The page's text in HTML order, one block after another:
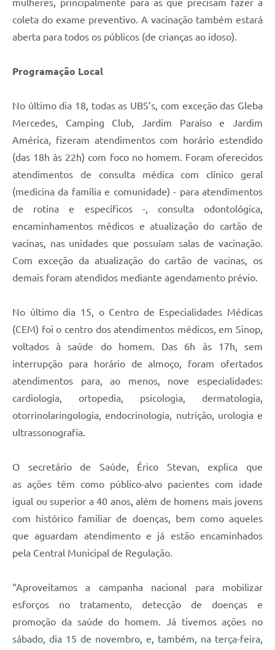
mulheres, principalmente para as que precisam fazer a
coleta do exame preventivo. A vacinação também estará
aberta para todos os públicos (de crianças ao idoso).
Programação Local
No último dia 18, todas as UBS’s, com exceção das Gleba
Mercedes, Camping Club, Jardim Paraíso e Jardim
América, fizeram atendimentos com horário estendido
(das 18h às 22h) com foco no homem. Foram oferecidos
atendimentos de consulta médica com clínico geral
(medicina da família e comunidade) - para atendimentos
de rotina e específicos -, consulta odontológica,
encaminhamentos médicos e atualização do cartão de
vacinas, nas unidades que possuíam salas de vacinação.
Com exceção da atualização do cartão de vacinas, os
demais foram atendidos mediante agendamento prévio.
No último dia 15, o Centro de Especialidades Médicas
(CEM) foi o centro dos atendimentos médicos, em Sinop,
voltados à saúde do homem. Das 6h às 17h, sem
interrupção para horário de almoço, foram ofertados
atendimentos para, ao menos, nove especialidades:
cardiologia, ortopedia, psicologia, dermatologia,
otorrinolaringologia, endocrinologia, nutrição, urologia e
ultrassonografia.
O secretário de Saúde, Érico Stevan, explica que
as ações têm como público-alvo pacientes com idade
igual ou superior a 40 anos, além de homens mais jovens
com histórico familiar de doenças, bem como aqueles
que aguardam atendimento e já estão encaminhados
pela Central Municipal de Regulação.
“Aproveitamos a campanha nacional para mobilizar
esforços no tratamento, detecção de doenças e
promoção da saúde do homem. Já tivemos ações no
sábado, dia 15 de novembro, e, também, na terça-feira,